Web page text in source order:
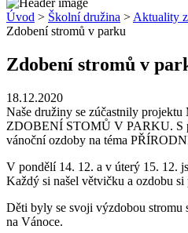
Úvod > Školní družina > Aktuality
Zdobení stromů v parku
Zdobení stromů v
18.12.2020
Naše družiny se zúčastnily
ZDOBENÍ STOMŮ V PARKU. S
vánoční ozdoby na téma
V pondělí 14. 12. a v úterý 15. 12.
Každý si našel větvičku a ozdobu si
Děti byly se svoji výzdobou stromu
na Vánoce.